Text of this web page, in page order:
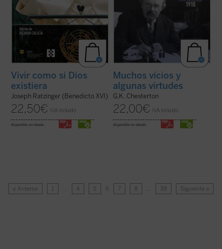
Vivir como si Dios
existiera
Joseph Ratzinger (Benedicto XVI)
22,50€ IVA incluido
disponible en ebook:
Muchos vicios y
algunas virtudes
G.K. Chesterton
22,00€ IVA incluido
disponible en ebook:
« Anterior 1 … 4 5 6 7 8 … 38 Siguiente »